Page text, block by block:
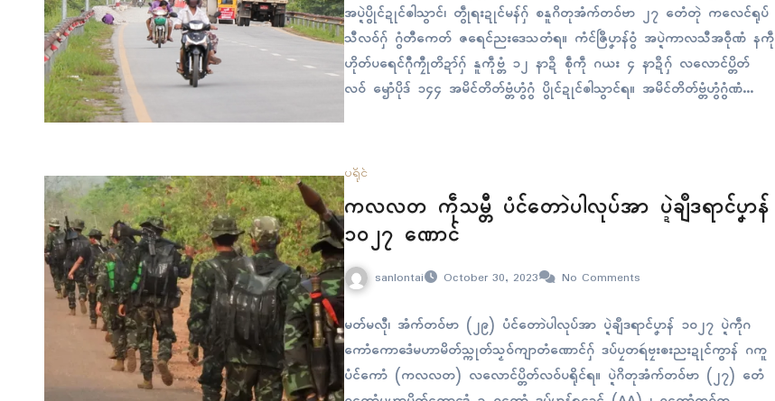
အပ္ဍဲပွိုၚ်ဍုၚ်ၜါသွာၚ်၊ တွဵုရးဍုၚ်မန်ဂှ် စနူဂိတုအံက်တဝ်ဗာ ၂၇ တေံတုဲ ကလေၚ်ရုပ်
သီလဝ်ဂှ် ဂွံတီကေတ် ဇရေၚ်ညးဒေသတံရ။ ကံၚ်ဇြဳပၞာန်ဝွံ အပ္ဍဲကာလသီအဝဵုဏံ နကဵု
ဟိုတ်ပရေၚ်ဂီုကၠီုတိဍာ်ဂှ် နူကဵုဗ္တံ ၁၂ နာဍဳ စဵုကဵု ဂယး ၄ နာဍဳဂှ် လလောၚ်ပ္တိတ်
လဝ် ၝောံပိုဒ် ၁၄၄ အမိၚ်တိတ်ဗ္တံဟွံဂွံ ပွိုၚ်ဍုၚ်ၜါသွာၚ်ရ။ အမိၚ်တိတ်ဗ္တံဟွံဂွံဏံ
ပရိုၚ်
ကလလတ ကဵုသမ္တီ ပံၚ်တောဲပါလုပ်အာ ပ္ဍဲချဳဒရာၚ်ပၞာန်
၁၀၂၇ ဏောၚ်
sanlontai October 30, 2023 No Comments
မတ်မလီု၊ အံက်တဝ်ဗာ (၂၉) ပံၚ်တောဲပါလုပ်အာ ပ္ဍဲချဳဒရာၚ်ပၞာန် ၁၀၂၇ ပ္ဍဲကဵုဂ
ကောံကောဒေံမဟာမိတ်သ္ကုတ်သၟဝ်ကျာတံဏောၚ်ဂှ် ဒပ်ပၠတရဴဗၠးၜးညးဍုၚ်ကွာန် ဂကူ
ပံၚ်ကောံ (ကလလတ) လလောၚ်ပ္တိတ်လဝ်ပရိုၚ်ရ။ ပ္ဍဲဂိတုအံက်တဝ်ဗာ (၂၇) တေံ